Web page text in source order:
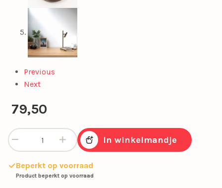
Previous
Next
79,50
Verstelbare tafellamp - Diep Bruin aantal
In winkelmandje
Beperkt op voorraad
Product beperkt op voorraad